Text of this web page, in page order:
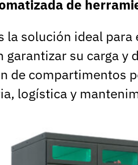
de
la solución ideal
garantizar su carga
de compartimentos
logística y